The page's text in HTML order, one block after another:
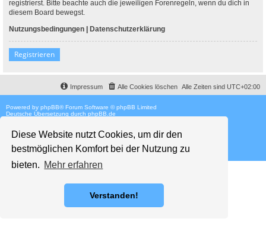
Diese Website nutzt Cookies, um dir den
bestmöglichen Komfort bei der Nutzung zu
bieten. Mehr erfahren
Verstanden!
registrierst. Bitte beachte auch die jeweiligen Forenregeln, wenn du dich in
diesem Board bewegst.
Nutzungsbedingungen | Datenschutzerklärung
Registrieren
Alle Zeiten sind UTC+02:00
Alle Cookies löschen
Impressum
Powered by phpBB® Forum Software © phpBB Limited
Deutsche Übersetzung durch phpBB.de